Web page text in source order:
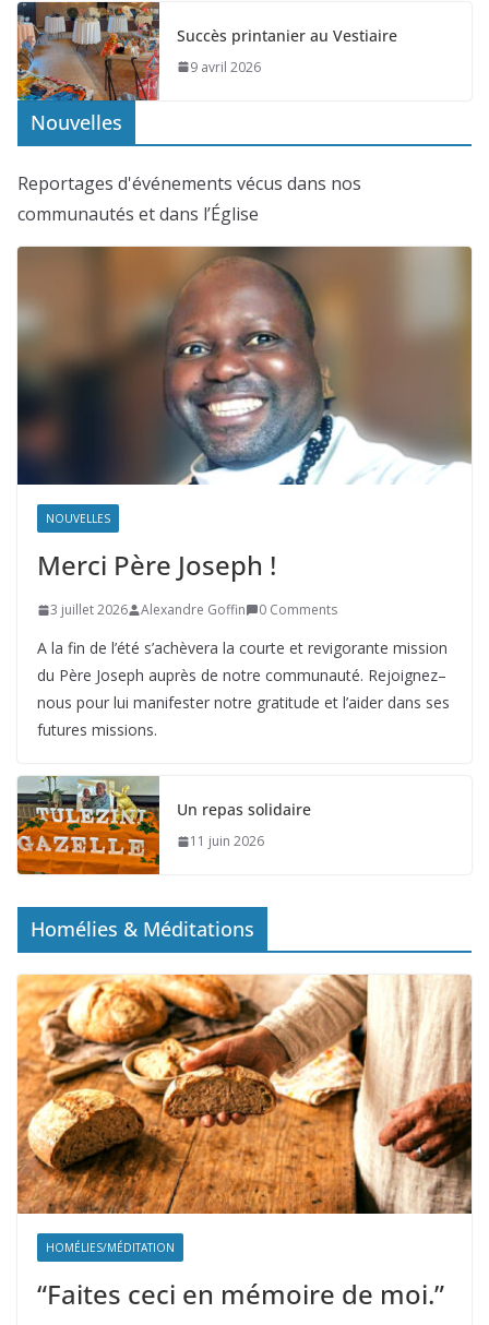
Succès printanier au Vestiaire
9 avril 2026
Nouvelles
Reportages d'événements vécus dans nos
communautés et dans l’Église
NOUVELLES
Merci Père Joseph !
3 juillet 2026 Alexandre Goffin 0 Comments
A la fin de l’été s’achèvera la courte et revigorante mission
du Père Joseph auprès de notre communauté. Rejoignez–
nous pour lui manifester notre gratitude et l’aider dans ses
futures missions.
Un repas solidaire
11 juin 2026
Homélies & Méditations
HOMÉLIES/MÉDITATION
“Faites ceci en mémoire de moi.”